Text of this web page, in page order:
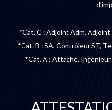
*Cat. C : Adjoint Adm,
*Cat. B : SA, Contrôleur ST,
*Cat. A : Attaché,